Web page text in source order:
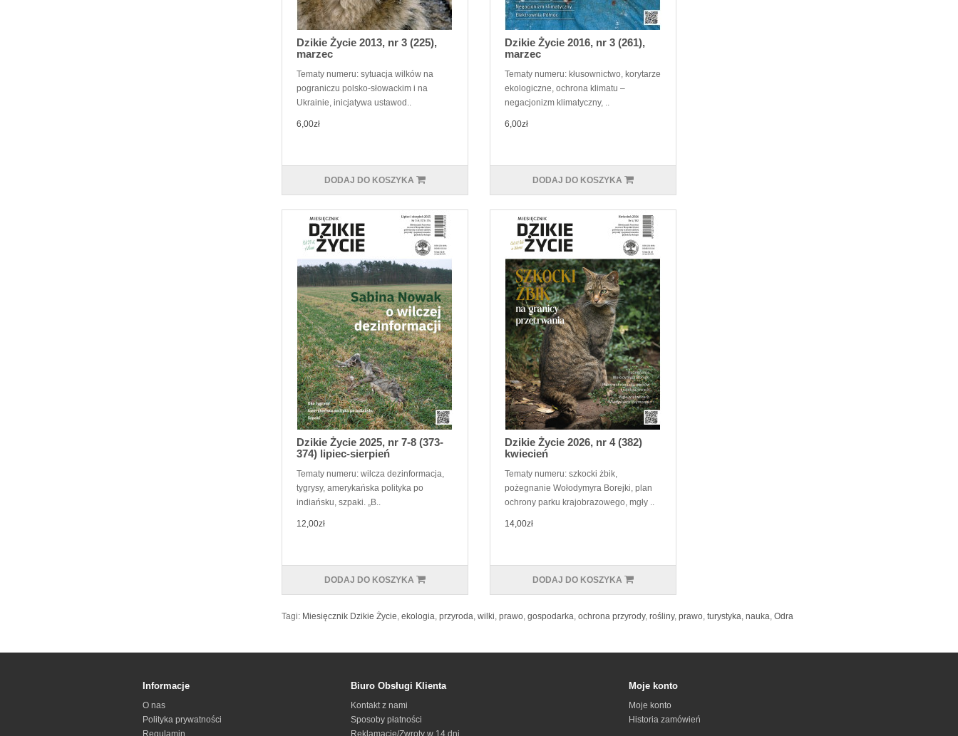
Dzikie Życie 2013, nr 3 (225),
marzec
Tematy numeru: sytuacja wilków na
pograniczu polsko-słowackim i na
Ukrainie, inicjatywa ustawod..
6,00zł
DODAJ DO KOSZYKA
Dzikie Życie 2016, nr 3 (261),
marzec
Tematy numeru: kłusownictwo, korytarze
ekologiczne, ochrona klimatu –
negacjonizm klimatyczny, ..
6,00zł
DODAJ DO KOSZYKA
Dzikie Życie 2025, nr 7-8 (373-
374) lipiec-sierpień
Tematy numeru: wilcza dezinformacja,
tygrysy, amerykańska polityka po
indiańsku, szpaki. „B..
12,00zł
DODAJ DO KOSZYKA
Dzikie Życie 2026, nr 4 (382)
kwiecień
Tematy numeru: szkocki żbik,
pożegnanie Wołodymyra Borejki, plan
ochrony parku krajobrazowego, mgły ..
14,00zł
DODAJ DO KOSZYKA
Tagi: Miesięcznik Dzikie Życie, ekologia, przyroda, wilki, prawo, gospodarka, ochrona przyrody, rośliny, prawo, turystyka, nauka, Odra
Informacje
O nas
Polityka prywatności
Biuro Obsługi Klienta
Kontakt z nami
Sposoby płatności
Moje konto
Moje konto
Historia zamówień